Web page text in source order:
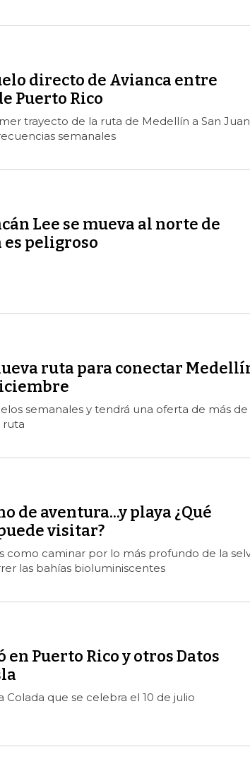
directo de Avianca entre
Puerto Rico
trayecto de la ruta de Medellín a San
semanales
Lee se mueva al norte de
es peligroso
ruta para conectar
semanales y tendrá una oferta de más de
ruta
de aventura...y playa ¿Qué
visitar?
como caminar por lo más profundo de la
las bahías bioluminiscentes
en Puerto Rico y otros Datos
Colada que se celebra el 10 de julio